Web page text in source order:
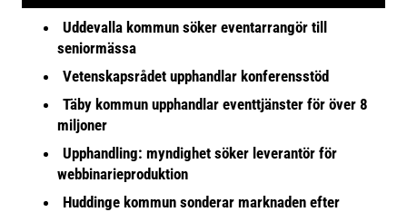
Uddevalla kommun söker eventarrangör till
seniormässa
Vetenskapsrådet upphandlar konferensstöd
Täby kommun upphandlar eventtjänster för över 8
miljoner
Upphandling: myndighet söker leverantör för
webbinarieproduktion
Huddinge kommun sonderar marknaden efter